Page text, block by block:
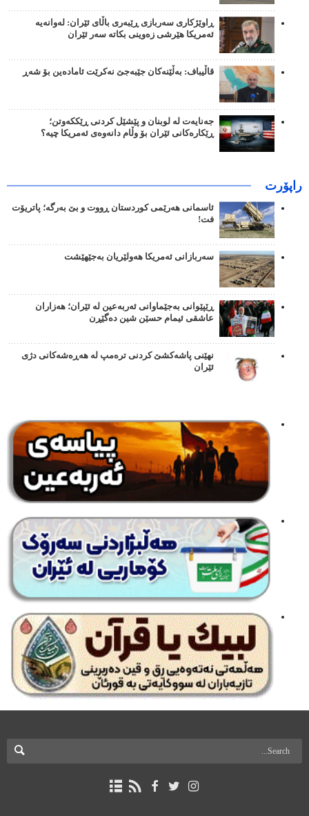
ڕاوێژکاری سەربازی ڕێبەری باڵای ئێران: لەوانەیە
ئەمریکا هێرشی زەوینی بکاتە سەر ئێران
قاڵیباف: بەڵێنەکان جێبەجێ نەکرێت ئامادەین بۆ شەڕ
جەنایەت لە لوبنان و پێشێل کردنی ڕێککەوتن؛
ڕێکارەکانی ئێران بۆ وڵام دانەوەی ئەمریکا چیە؟
راپۆرت
ئاسمانی هەرێمی کوردستان ڕووت و بێ بەرگە؛ پاتریۆت
فت!
سەربازانی ئەمریکا هەولێریان بەجێهێشت
ڕێپێوانی بەجێماوانی ئەربەعین لە ئێران؛ هەزاران
عاشقی ئیمام حسێن شین دەگێڕن
نهێنی پاشەکشێ کردنی ترەمپ لە هەڕەشەکانی دژی
ئێران